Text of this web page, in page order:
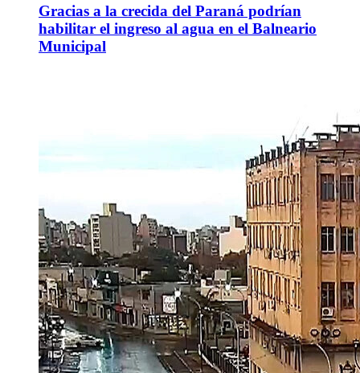
Gracias a la crecida del Paraná podrían
habilitar el ingreso al agua en el Balneario
Municipal